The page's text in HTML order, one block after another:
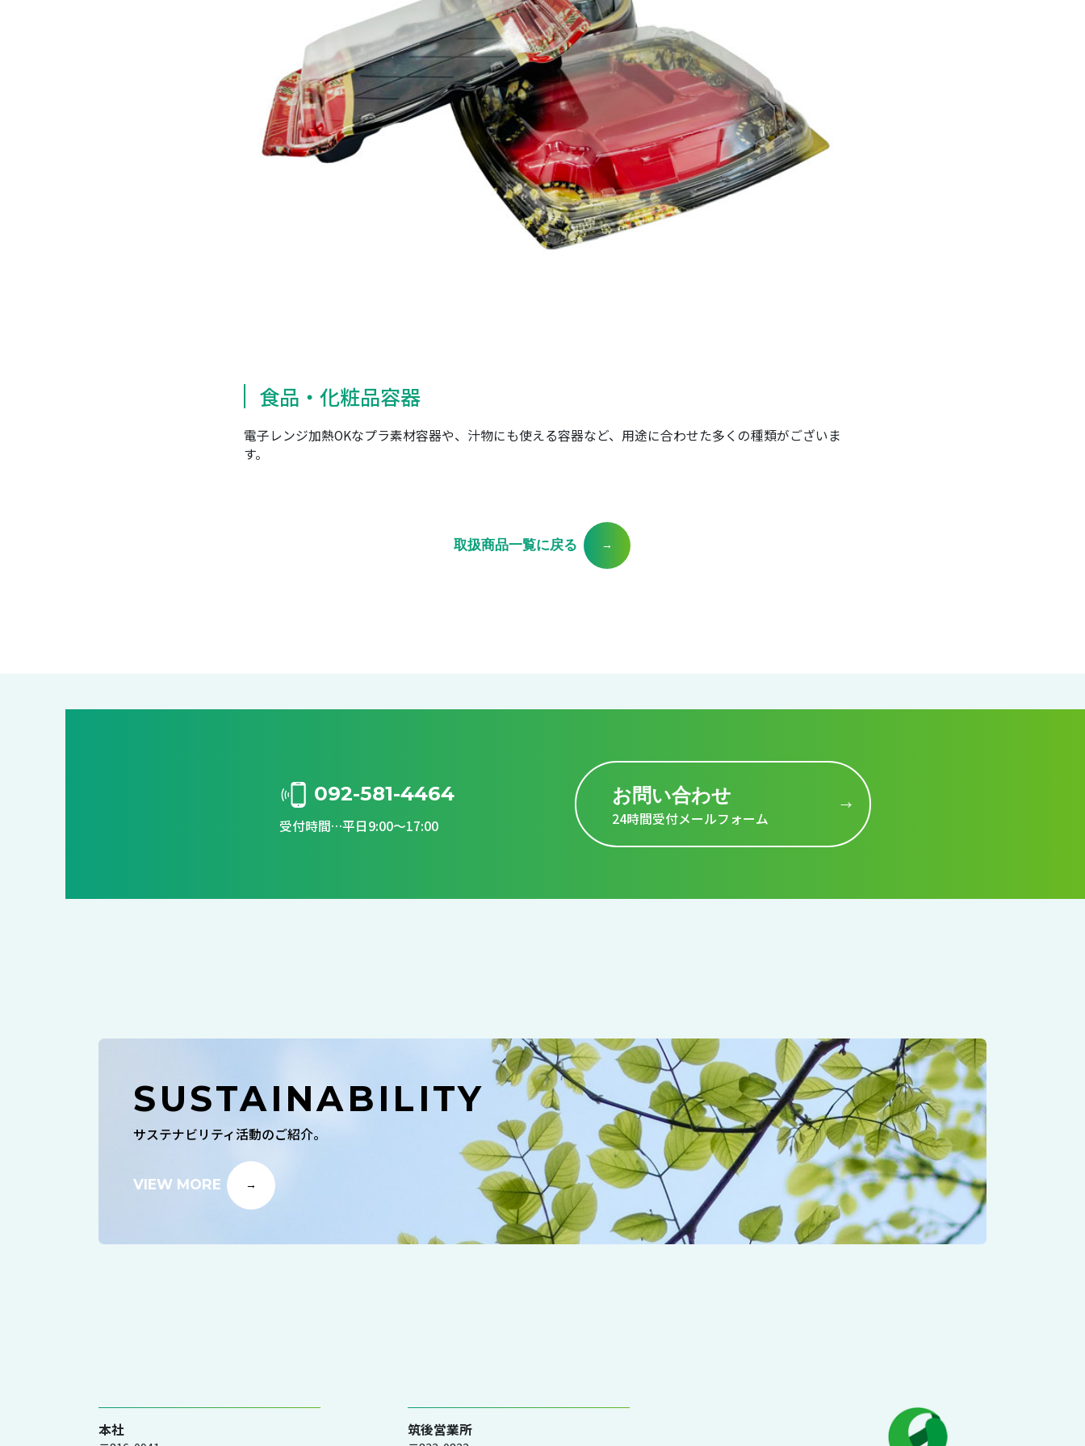
食品・化粧品容器
電子レンジ加熱OKなプラ素材容器や、汁物にも使える容器など、用途に合わせた多くの種類がございま
す。
取扱商品一覧に戻る
092-581-4464
受付時間…平日9:00～17:00
お問い合わせ
24時間受付メールフォーム
SUSTAINABILITY
サステナビリティ活動のご紹介。
VIEW MORE
本社 筑後営業所